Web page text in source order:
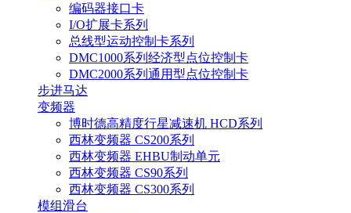
编码器接口卡
I/O扩展卡系列
总线型运动控制卡系列
DMC1000系列经济型点位控制卡
DMC2000系列通用型点位控制卡
步进马达
变频器
博时德高精度行星减速机 HCD系列
西林变频器 CS200系列
西林变频器 EHBU制动单元
西林变频器 CS90系列
西林变频器 CS300系列
模组滑台